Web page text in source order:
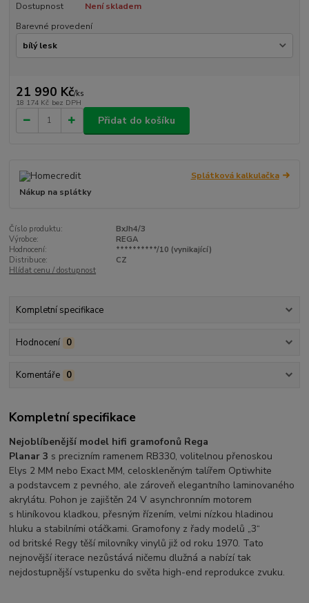
Dostupnost
Není skladem
Barevné provedení
21 990 Kč/ks
18 174 Kč bez DPH
Přidat do košíku
Splátková kalkulačka
Nákup na splátky
Číslo produktu:
BxJh4/3
Výrobce:
REGA
Hodnocení:
**********/10 (vynikající)
Distribuce:
CZ
Hlídat cenu / dostupnost
Kompletní specifikace
Hodnocení 0
Komentáře 0
Kompletní specifikace
Nejoblíbenější model hifi gramofonů Rega
Planar 3 s precizním ramenem RB330, volitelnou přenoskou
Elys 2 MM nebo Exact MM, celoskleněným talířem Optiwhite
a podstavcem z pevného, ale zároveň elegantního laminovaného
akrylátu. Pohon je zajištěn 24 V asynchronním motorem
s hliníkovou kladkou, přesným řízením, velmi nízkou hladinou
hluku a stabilními otáčkami. Gramofony z řady modelů „3“
od britské Regy těší milovníky vinylů již od roku 1970. Tato
nejnovější iterace nezůstává ničemu dlužná a nabízí tak
nejdostupnější vstupenku do světa high-end reprodukce zvuku.